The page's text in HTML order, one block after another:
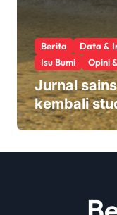
Berita Data &
Isu Bumi
Opini
Jurnal
kembali
keamanan